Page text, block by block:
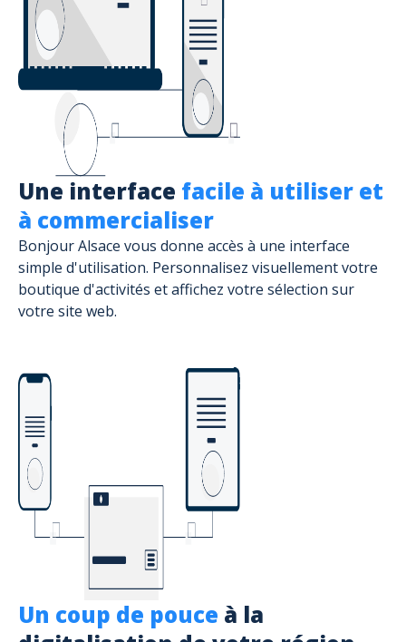
Une interface facile à utiliser et
à commercialiser
Bonjour Alsace vous donne accès à une interface
simple d'utilisation. Personnalisez visuellement votre
boutique d'activités et affichez votre sélection sur
votre site web.
Un coup de pouce à la